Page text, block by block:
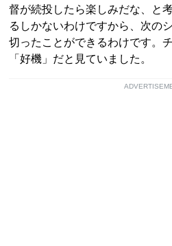
督が続投したら楽しみだな、と
るしかないわけですから、次の
切ったことができるわけです。
「好機」だと見ていました。